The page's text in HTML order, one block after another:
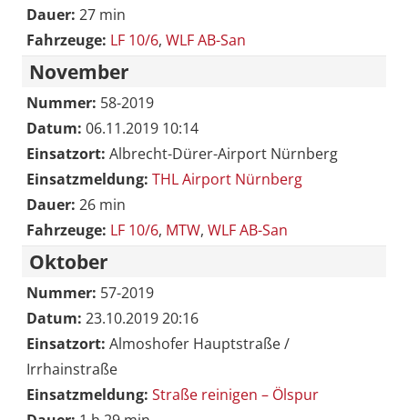
Dauer: 27 min
Fahrzeuge: LF 10/6, WLF AB-San
November
Nummer: 58-2019
Datum: 06.11.2019 10:14
Einsatzort: Albrecht-Dürer-Airport Nürnberg
Einsatzmeldung: THL Airport Nürnberg
Dauer: 26 min
Fahrzeuge: LF 10/6, MTW, WLF AB-San
Oktober
Nummer: 57-2019
Datum: 23.10.2019 20:16
Einsatzort: Almoshofer Hauptstraße /
Irrhainstraße
Einsatzmeldung: Straße reinigen – Ölspur